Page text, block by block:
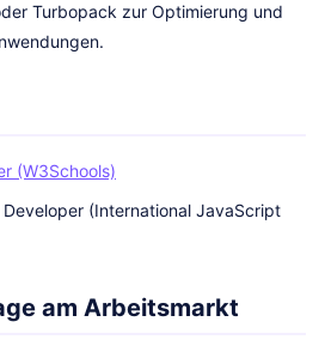
Turbopack zur Optimierung und
(W3Schools)
(International JavaScript
am Arbeitsmarkt